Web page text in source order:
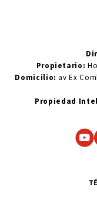
Propietario:
Domicilio: av Ex
Propiedad